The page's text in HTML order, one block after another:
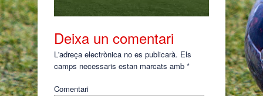
Deixa un comentari
L'adreça electrònica no es publicarà. Els
camps necessaris estan marcats amb *
Comentari